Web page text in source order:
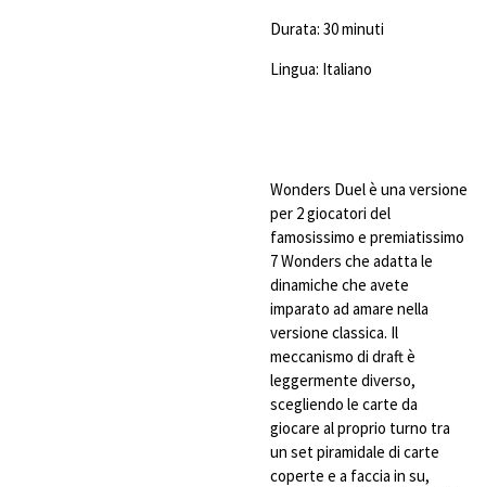
Durata: 30 minuti
Lingua: Italiano
Wonders Duel è una versione
per 2 giocatori del
famosissimo e premiatissimo
7 Wonders che adatta le
dinamiche che avete
imparato ad amare nella
versione classica. Il
meccanismo di draft è
leggermente diverso,
scegliendo le carte da
giocare al proprio turno tra
un set piramidale di carte
coperte e a faccia in su,